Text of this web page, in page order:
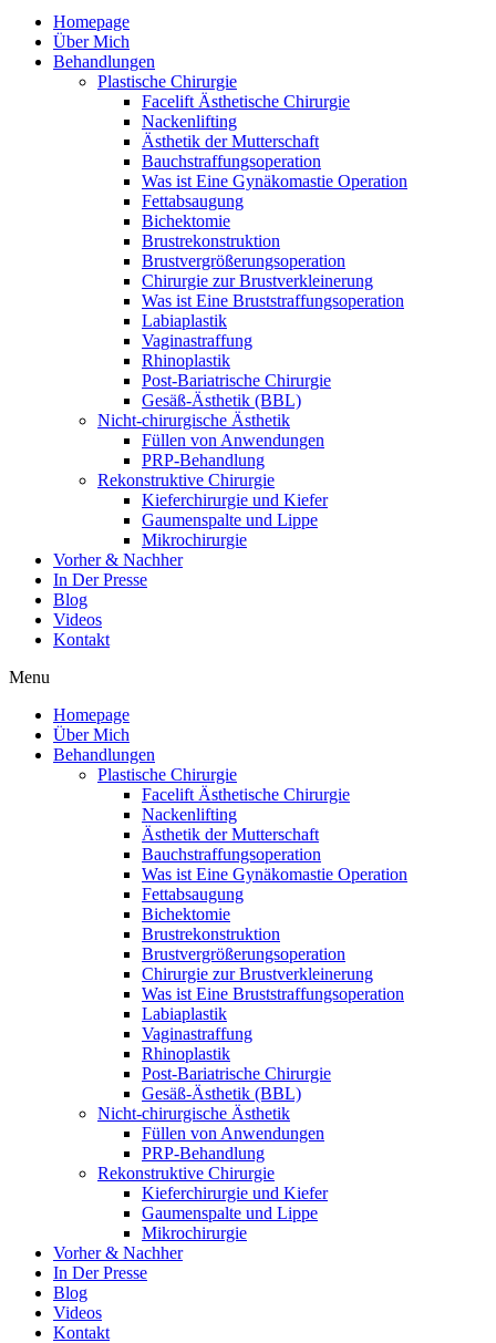
Homepage
Über Mich
Behandlungen
Plastische Chirurgie
Facelift Ästhetische Chirurgie
Nackenlifting
Ästhetik der Mutterschaft
Bauchstraffungsoperation
Was ist Eine Gynäkomastie Operation
Fettabsaugung
Bichektomie
Brustrekonstruktion
Brustvergrößerungsoperation
Chirurgie zur Brustverkleinerung
Was ist Eine Bruststraffungsoperation
Labiaplastik
Vaginastraffung
Rhinoplastik
Post-Bariatrische Chirurgie
Gesäß-Ästhetik (BBL)
Nicht-chirurgische Ästhetik
Füllen von Anwendungen
PRP-Behandlung
Rekonstruktive Chirurgie
Kieferchirurgie und Kiefer
Gaumenspalte und Lippe
Mikrochirurgie
Vorher & Nachher
In Der Presse
Blog
Videos
Kontakt
Menu
Homepage
Über Mich
Behandlungen
Plastische Chirurgie
Facelift Ästhetische Chirurgie
Nackenlifting
Ästhetik der Mutterschaft
Bauchstraffungsoperation
Was ist Eine Gynäkomastie Operation
Fettabsaugung
Bichektomie
Brustrekonstruktion
Brustvergrößerungsoperation
Chirurgie zur Brustverkleinerung
Was ist Eine Bruststraffungsoperation
Labiaplastik
Vaginastraffung
Rhinoplastik
Post-Bariatrische Chirurgie
Gesäß-Ästhetik (BBL)
Nicht-chirurgische Ästhetik
Füllen von Anwendungen
PRP-Behandlung
Rekonstruktive Chirurgie
Kieferchirurgie und Kiefer
Gaumenspalte und Lippe
Mikrochirurgie
Vorher & Nachher
In Der Presse
Blog
Videos
Kontakt